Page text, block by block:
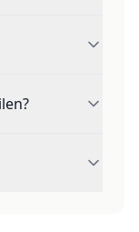
Option
vor dem
teilen.